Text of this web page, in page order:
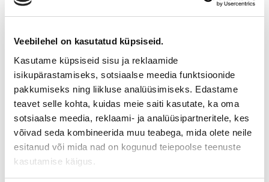
Veebilehel on kasutatud küpsiseid.
Kasutame küpsiseid sisu ja reklaamide
isikupärastamiseks, sotsiaalse meedia funktsioonide
pakkumiseks ning liikluse analüüsimiseks. Edastame
teavet selle kohta, kuidas meie saiti kasutate, ka oma
sotsiaalse meedia, reklaami- ja analüüsipartneritele, kes
võivad seda kombineerida muu teabega, mida olete neile
esitanud või mida nad on kogunud teiepoolse teenuste
kasutamise käigus.
andmesubjekti korraldus või sellise korralduse täitmine, milles
registreeritud kliendi- või teenindussuhte, liikmelisuse või muu
sarnase suhte asjakohane seos andmete vastutava
andmetöötleja tegevusega (seose nõue);
andmesubjekti ühemõtteline nõusolek isikukoodi
töötlemiseks.
Isikuandmete töötlemise õiguslikud alused on järgmised
vastavalt ELi isikuandmete kaitse üldmäärusele:
andmesubjekt on andnud nõusoleku oma isikuandmete
töötlemiseks ühel või mitmel konkreetsel eesmärgil;
töötlemine on vajalik lepingu rakendamiseks, mille